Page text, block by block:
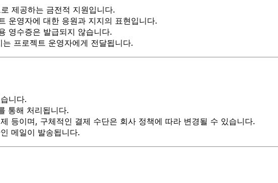
제공하는 금전적 지원입니다.
운영자에 대한 응원과 지지의 표현입니다.
영수증은 발급되지 않습니다.
프로젝트 운영자에게 전달됩니다.
니다.
통해 처리됩니다.
등이며, 구체적인 결제 수단은 회사 정책에 따라 변경될 수 있습니다.
메일이 발송됩니다.